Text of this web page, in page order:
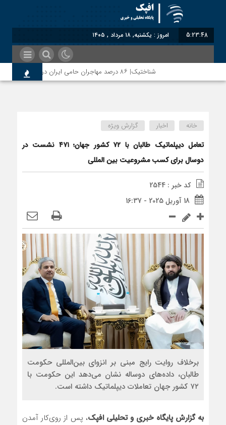
5:23:48 امروز : یکشنبه, ۱۸ مرداد , ۱۴۰۵
شناختیک| ۸۶ درصد مهاجران حامی ایران در جنگ؛ ۷۵ درصد مهاجران دولت چهاردهم را خیرخواه خود نمی‌دانند
خانه اخبار گزارش ویژه
تعامل دیپلماتیک طالبان با ۷۲ کشور جهان؛ ۴۷۱ نشست در
دوسال برای کسب مشروعیت بین المللی
کد خبر : 2544
18 آوریل 2025 - 16:37
برخلاف روایت رایج مبنی بر انزوای بین‌المللی حکومت
طالبان، داده‌های دوساله نشان می‌دهد این حکومت با
۷۲ کشور جهان تعاملات دیپلماتیک داشته است.
به گزارش پایگاه خبری و تحلیلی افپک، پس از روی‌کار آمدن